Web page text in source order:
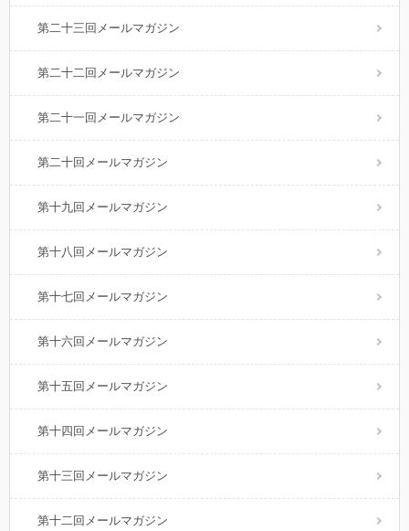
第二十三回メールマガジン
第二十二回メールマガジン
第二十一回メールマガジン
第二十回メールマガジン
第十九回メールマガジン
第十八回メールマガジン
第十七回メールマガジン
第十六回メールマガジン
第十五回メールマガジン
第十四回メールマガジン
第十三回メールマガジン
第十二回メールマガジン